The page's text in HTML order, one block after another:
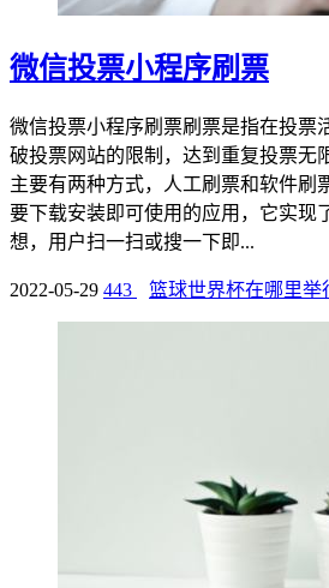
微信投票小程序刷票
微信投票小程序刷票刷票是指在投票
破投票网站的限制，达到重复投票无
主要有两种方式，人工刷票和软件刷
要下载安装即可使用的应用，它实现
想，用户扫一扫或搜一下即...
2022-05-29 443 篮球世界杯在哪里举